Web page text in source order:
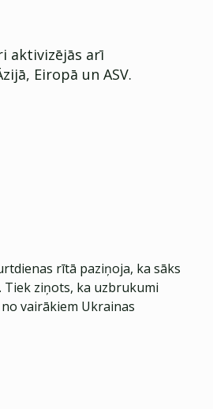
aktivizējās arī
Eiropā un ASV.
rītā paziņoja, ka sāks
ziņots, ka uzbrukumi
vairākiem Ukrainas